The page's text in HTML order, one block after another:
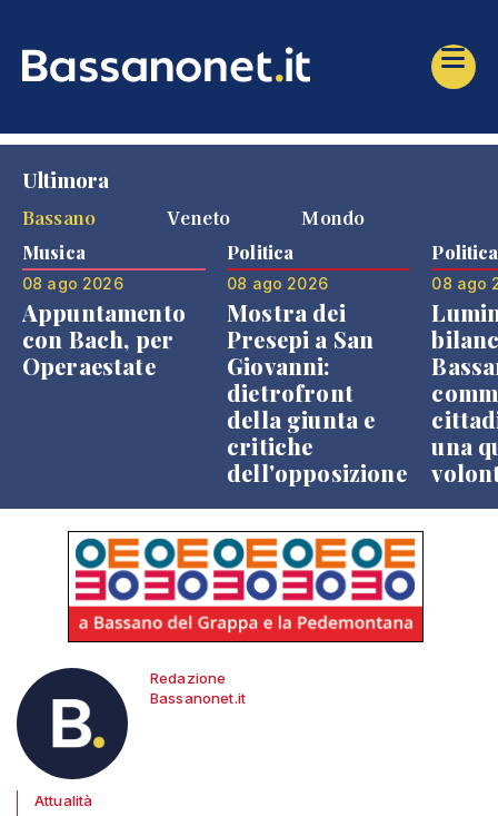
Ultimora
Bassano
Veneto Mondo
Musica
08 ago 2026
Appuntamento
con Bach, per
Operaestate
Politica
08 ago 2026
Mostra dei
Presepi a San
Giovanni:
dietrofront
della giunta e
critiche
dell'opposizione
Politica
08 ago
una
Redazione
Bassanonet.it
Attualità